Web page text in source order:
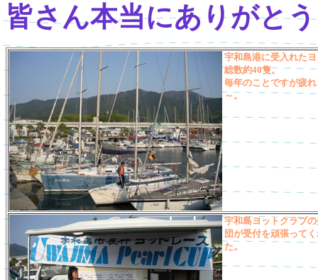
皆さん本当にありがと
宇和島港に受入れた
総数約40隻。
毎年のことですが疲
～。
宇和島ヨットクラブ
団が受付を頑張って
た。